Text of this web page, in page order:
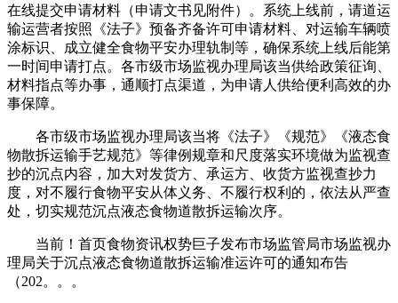
在线提交申请材料（申请文书见附件）。系统上线前，请道运
输运营者按照《法子》预备齐备许可申请材料、对运输车辆喷
涂标识、成立健全食物平安办理轨制等，确保系统上线后能第
一时间申请打点。各市级市场监视办理局该当供给政策征询、
材料指点等办事，通顺打点渠道，为申请人供给便利高效的办
事保障。
各市级市场监视办理局该当将《法子》《规范》《液态食
物散拆运输手艺规范》等律例规章和尺度落实环境做为监视查
抄的沉点内容，加大对发货方、承运方、收货方监视查抄力
度，对不履行食物平安从体义务、不履行权利的，依法从严查
处，切实规范沉点液态食物道散拆运输次序。
当前！首页食物资讯权势巨子发布市场监管局市场监视办
理局关于沉点液态食物道散拆运输准运许可的通知布告
（202。。。